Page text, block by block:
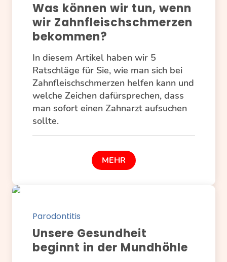
Was können wir tun, wenn
wir Zahnfleischschmerzen
bekommen?
In diesem Artikel haben wir 5
Ratschläge für Sie, wie man sich bei
Zahnfleischschmerzen helfen kann und
welche Zeichen dafürsprechen, dass
man sofort einen Zahnarzt aufsuchen
sollte.
MEHR
Parodontitis
Unsere Gesundheit
beginnt in der Mundhöhle